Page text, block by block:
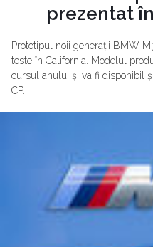
prezentat
Prototipul noii generații BMW
teste în California. Modelul
cursul anului și va fi disponibil
CP.